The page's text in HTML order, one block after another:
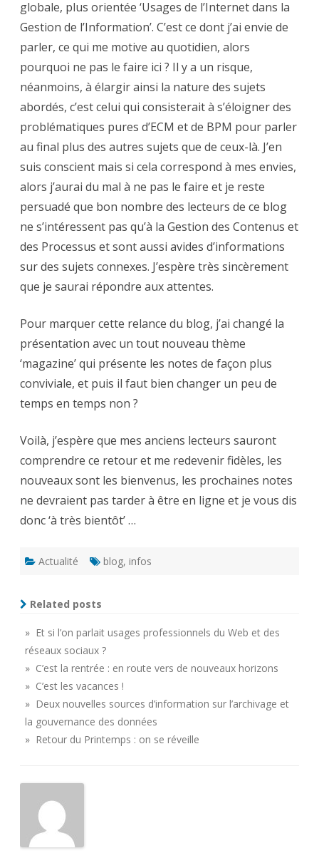
globale, plus orientée ‘Usages de l’Internet dans la
Gestion de l’Information’. C’est ce dont j’ai envie de
parler, ce qui me motive au quotidien, alors
pourquoi ne pas le faire ici ? Il y a un risque,
néanmoins, à élargir ainsi la nature des sujets
abordés, c’est celui qui consisterait à s’éloigner des
problématiques pures d’ECM et de BPM pour parler
au final plus des autres sujets que de ceux-là. J’en
suis conscient mais si cela correspond à mes envies,
alors j’aurai du mal à ne pas le faire et je reste
persuadé que bon nombre des lecteurs de ce blog
ne s’intéressent pas qu’à la Gestion des Contenus et
des Processus et sont aussi avides d’informations
sur des sujets connexes. J’espère très sincèrement
que je saurai répondre aux attentes.
Pour marquer cette relance du blog, j’ai changé la
présentation avec un tout nouveau thème
‘magazine’ qui présente les notes de façon plus
conviviale, et puis il faut bien changer un peu de
temps en temps non ?
Voilà, j’espère que mes anciens lecteurs sauront
comprendre ce retour et me redevenir fidèles, les
nouveaux sont les bienvenus, les prochaines notes
ne devraient pas tarder à être en ligne et je vous dis
donc ‘à très bientôt’ …
Actualité blog, infos
Related posts
» Et si l’on parlait usages professionnels du Web et des
réseaux sociaux ?
» C’est la rentrée : en route vers de nouveaux horizons
» C’est les vacances !
» Deux nouvelles sources d’information sur l’archivage et
la gouvernance des données
» Retour du Printemps : on se réveille